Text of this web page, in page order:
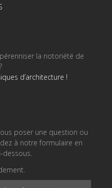
la notoriété de
d’architecture !
poser une question ou
à notre formulaire en